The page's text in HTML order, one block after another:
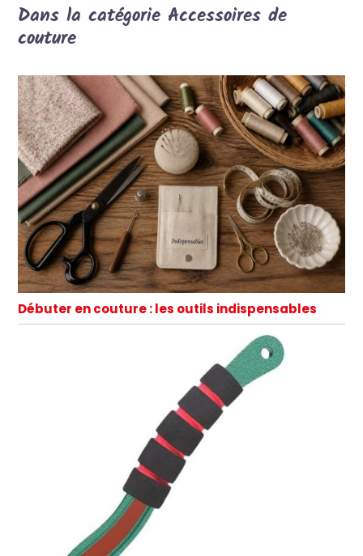
Dans la catégorie Accessoires de
couture
Débuter en couture : les outils indispensables